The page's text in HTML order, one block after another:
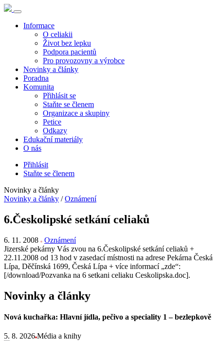
Informace
O celiakii
Život bez lepku
Podpora pacientů
Pro provozovny a výrobce
Novinky a články
Poradna
Komunita
Přihlásit se
Staňte se členem
Organizace a skupiny
Petice
Odkazy
Edukační materiály
O nás
Přihlásit
Staňte se členem
Novinky a články
Novinky a články / Oznámení
6.Českolipské setkání celiaků
6. 11. 2008
Oznámení
Jizerské pekárny Vás zvou na 6.Českolipské setkání celiaků +
22.11.2008 od 13 hod v zasedací místnosti na adrese Pekárna Česká
Lípa, Děčínská 1699, Česká Lípa + více informací „zde“:
[/download/Pozvanka na 6 setkani celiaku Ceskolipska.doc].
Novinky a články
Nová kuchařka: Hlavní jídla, pečivo a speciality 1 – bezlepkově
5. 8. 2026 Média a knihy